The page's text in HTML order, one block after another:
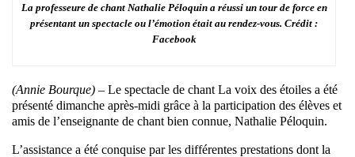
La professeure de chant Nathalie Péloquin a réussi un tour de force en
présentant un spectacle ou l’émotion était au rendez-vous. Crédit :
Facebook
(Annie Bourque) – Le spectacle de chant La voix des étoiles a été
présenté dimanche après-midi grâce à la participation des élèves et
amis de l’enseignante de chant bien connue, Nathalie Péloquin.
L’assistance a été conquise par les différentes prestations dont la